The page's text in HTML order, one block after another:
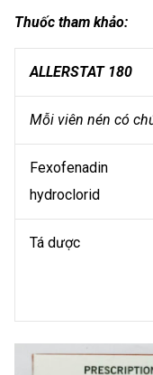
Thuốc tham khảo:
ALLERSTAT 180
Mỗi viên nén có
Fexofenadin
hydroclorid
Tá dược